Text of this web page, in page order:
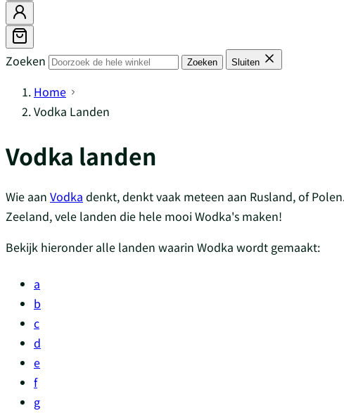
Zoeken Zoeken Sluiten
Home
Vodka Landen
Vodka landen
Wie aan Vodka denkt, denkt vaak meteen aan Rusland, of
Zeeland, vele landen die hele mooi Wodka's maken!
Bekijk hieronder alle landen waarin Wodka wordt gemaakt:
a
b
c
d
e
f
g